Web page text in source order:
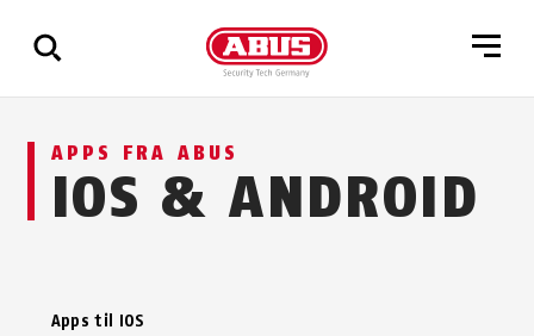
Vis
resultater
APPS FRA ABUS
IOS & ANDROID
Apps til IOS